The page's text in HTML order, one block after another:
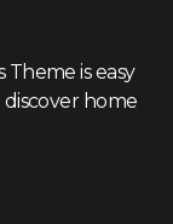
is easy
home